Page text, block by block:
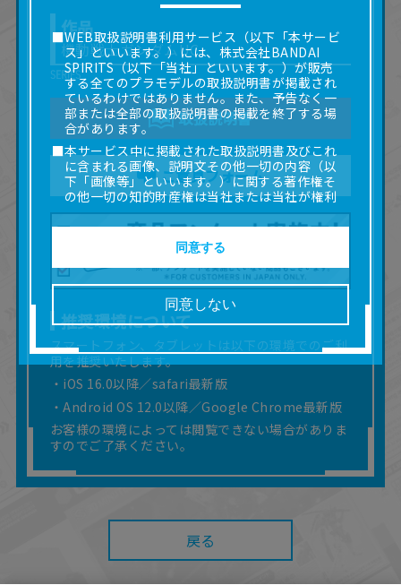
作品
機動戦士ガンダムUC
取扱説明書
ご意見フォーム
推奨環境について
スマートフォン、タブレットは以下の環境でのご利
用を推奨いたします。
・iOS 16.0以降／safari最新版
・Android OS 12.0以降／Google Chrome最新版
お客様の環境によっては閲覧できない場合がありま
すのでご了承ください。
戻る
■WEB取扱説明書利用サービス（以下「本サービ
ス」といいます。）には、株式会社BANDAI
SPIRITS（以下「当社」といいます。）が販売
する全てのプラモデルの取扱説明書が掲載され
ているわけではありません。また、予告なく一
部または全部の取扱説明書の掲載を終了する場
合があります。
■本サービス中に掲載された取扱説明書及びこれ
に含まれる画像、説明文その他一切の内容（以
下「画像等」といいます。）に関する著作権そ
の他一切の知的財産権は当社または当社が権利
の許諾を受ける第三者に帰属します。
使用（本サービス内の意見投稿の目的での画像
等の利用を含みます。）を超えて使用（複製、
複写、改変、掲示、頒布、配信、販売、出版等
を含むがこれに限りません。）することは禁止
いたします。
■掲載している取扱説明書は、お客様が購入され
た商品に同梱されたものと異なる場合がありま
す。
■対象商品仕様の変更などにより、取扱説明書の
内容は予告なく変更される場合があります。
■当社は、取扱説明書の正確性確保に努めており
ますが、取扱説明書の完全性を保証するもので
はありません。
■お客様のご利用環境によっては、本サービスを
ご利用いただけない場合があります。
かったことにより利用者に何らかの損害が生じ
たとしても、当社は何らの責任を負いません。
また、本サイトを利用したことによって、利用
同意しない
同意する